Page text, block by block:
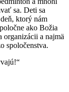
sa. Deti sa
ktorý nám
ako Božia
a najmä
spoločenstva.